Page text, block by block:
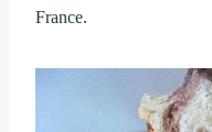
France.